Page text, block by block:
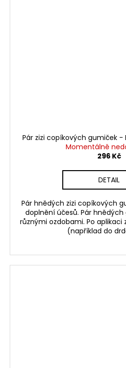
Pár zizi copíkových gumiček -
Momentálně
296 Kč
DETAIL
Pár hnědých zizi copíkových
doplnění účesů. Pár
různými ozdobami. Po aplikaci
(například do